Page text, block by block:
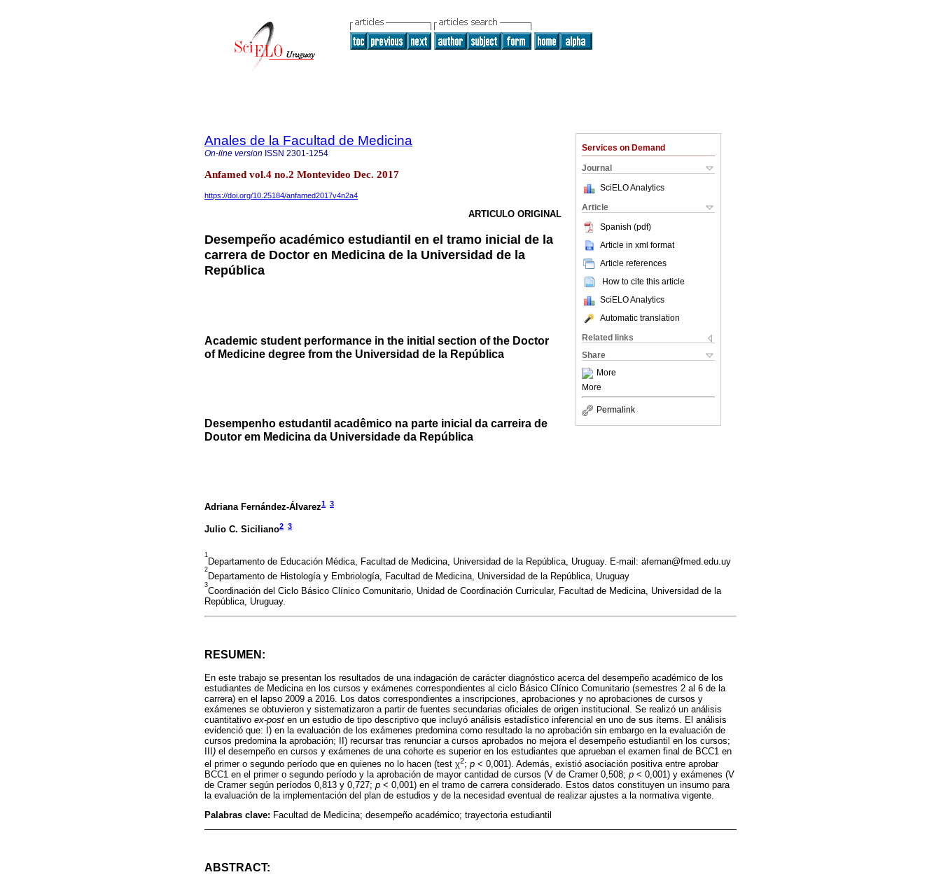
Services on Demand
Journal
SciELO Analytics
Article
Spanish (pdf)
Article in xml format
Article references
How to cite this article
SciELO Analytics
Automatic translation
Related links
Share
More
More
Permalink
Anales de la Facultad de Medicina
On-line version ISSN 2301-1254
Anfamed vol.4 no.2 Montevideo Dec. 2017
https://doi.org/10.25184/anfamed2017v4n2a4
ARTICULO ORIGINAL
Desempeño académico estudiantil en el tramo inicial de la
carrera de Doctor en Medicina de la Universidad de la
República
Academic student performance in the initial section of the Doctor
of Medicine degree from the Universidad de la República
Desempenho estudantil acadêmico na parte inicial da carreira de
Doutor em Medicina da Universidade da República
Adriana Fernández-Álvarez1 3
Julio C. Siciliano2 3
1
Departamento de Educación Médica, Facultad de Medicina, Universidad de la República, Uruguay. E-mail: afernan@fmed.edu.uy
2
Departamento de Histología y Embriología, Facultad de Medicina, Universidad de la República, Uruguay
3
Coordinación del Ciclo Básico Clínico Comunitario, Unidad de Coordinación Curricular, Facultad de Medicina, Universidad de la
República, Uruguay.
RESUMEN:
En este trabajo se presentan los resultados de una indagación de carácter diagnóstico acerca del desempeño académico de los
estudiantes de Medicina en los cursos y exámenes correspondientes al ciclo Básico Clínico Comunitario (semestres 2 al 6 de la
carrera) en el lapso 2009 a 2016. Los datos correspondientes a inscripciones, aprobaciones y no aprobaciones de cursos y
exámenes se obtuvieron y sistematizaron a partir de fuentes secundarias oficiales de origen institucional. Se realizó un análisis
cuantitativo ex-post en un estudio de tipo descriptivo que incluyó análisis estadístico inferencial en uno de sus ítems. El análisis
evidenció que: I) en la evaluación de los exámenes predomina como resultado la no aprobación sin embargo en la evaluación de
cursos predomina la aprobación; II) recursar tras renunciar a cursos aprobados no mejora el desempeño estudiantil en los cursos;
) el desempeño en cursos y exámenes de una cohorte es superior en los estudiantes que aprueban el examen final de BCC1 en
el primer o segundo período que en quienes no lo hacen (test χ2; p < 0,001). Además, existió asociación positiva entre aprobar
BCC1 en el primer o segundo período y la aprobación de mayor cantidad de cursos (V de Cramer 0,508; p < 0,001) y exámenes (V
de Cramer según períodos 0,813 y 0,727; p < 0,001) en el tramo de carrera considerado. Estos datos constituyen un insumo para
la evaluación de la implementación del plan de estudios y de la necesidad eventual de realizar ajustes a la normativa vigente.
Palabras clave: Facultad de Medicina; desempeño académico; trayectoria estudiantil
ABSTRACT: